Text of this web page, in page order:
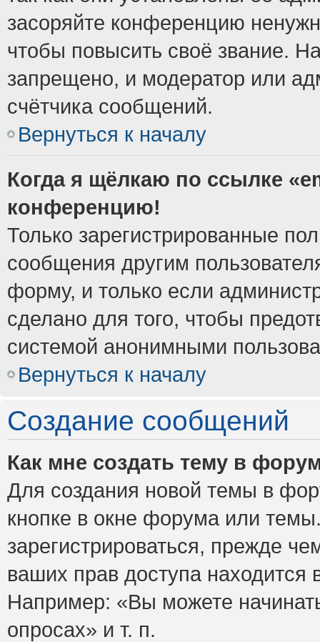
засоряйте конференцию
чтобы повысить своё звание.
запрещено, и модератор или
счётчика сообщений.
Вернуться к началу
Когда я щёлкаю по ссылке
конференцию!
Только зарегистрированные
сообщения другим
форму, и только если
сделано для того, чтобы
системой анонимными
Вернуться к началу
Создание сообщений
Как мне создать тему в
Для создания новой темы в
кнопке в окне форума или
зарегистрироваться, прежде
ваших прав доступа
Например: «Вы можете
опросах» и т. п.